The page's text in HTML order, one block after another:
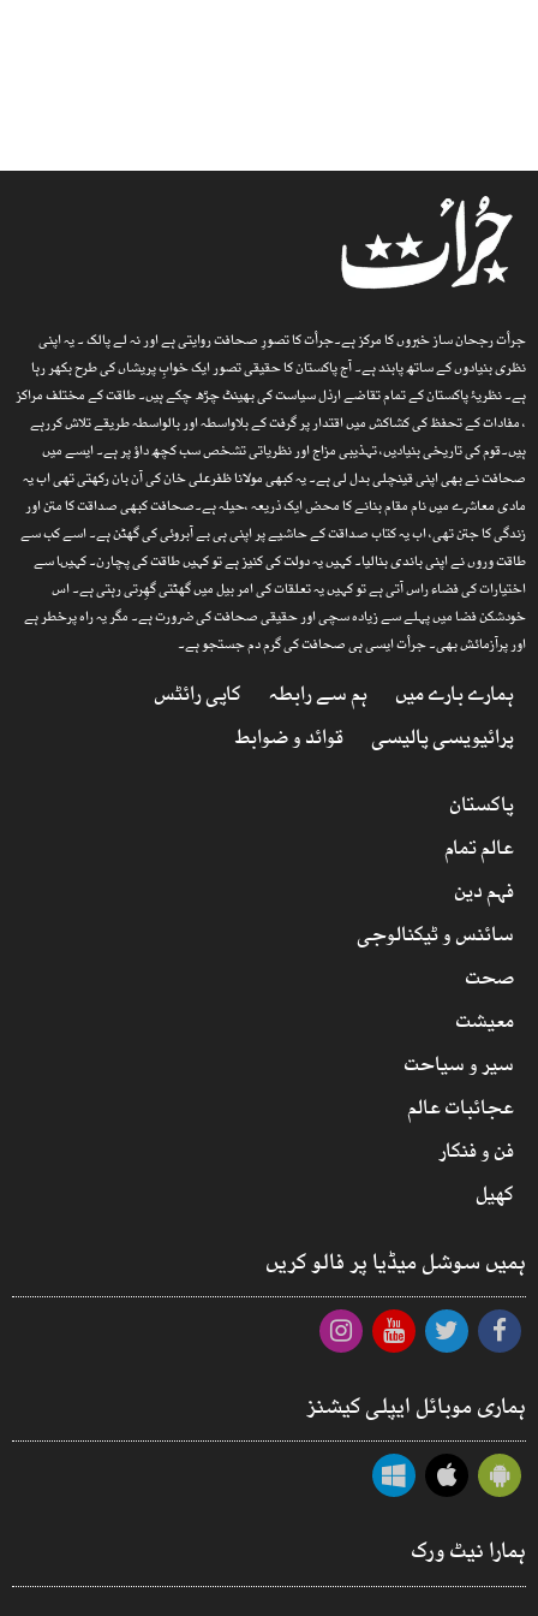
جرأت رجحان ساز خبروں کا مرکز ہے۔جرأت کا تصورِ صحافت روایتی ہے اور نہ لے پالک ۔ یہ اپنی
نظری بنیادوں کے ساتھ پابند ہے۔ آج پاکستان کا حقیقی تصور ایک خوابِ پریشاں کی طرح بکھر رہا
ہے۔ نظریۂ پاکستان کے تمام تقاضے ارذل سیاست کی بھینٹ چڑھ چکے ہیں۔ طاقت کے مختلف مراکز
، مفادات کے تحفظ کی کشاکش میں اقتدار پر گرفت کے بلاواسطہ اور بالواسطہ طریقے تلاش کررہے
ہیں۔قوم کی تاریخی بنیادیں، تہذیبی مزاج اور نظریاتی تشخص سب کچھ داؤ پر ہے۔ ایسے میں
صحافت نے بھی اپنی قینچلی بدل لی ہے۔ یہ کبھی مولانا ظفرعلی خان کی آن بان رکھتی تھی اب یہ
مادی معاشرے میں نام مقام بنانے کا محض ایک ذریعہ ،حیلہ ہے۔صحافت کبھی صداقت کا متن اور
زندگی کا جتن تھی، اب یہ کتاب صداقت کے حاشیے پر اپنی ہی بے آبروئی کی گھٹن ہے۔ اسے کب سے
طاقت وروں نے اپنی باندی بنالیا۔ کہیں یہ دولت کی کنیز ہے تو کہیں طاقت کی پچارن۔ کہیںا سے
اختیارات کی فضاء راس آتی ہے تو کہیں یہ تعلقات کی امر بیل میں گھٹتی گھِرتی رہتی ہے۔ اس
خودشکن فضا میں پہلے سے زیادہ سچی اور حقیقی صحافت کی ضرورت ہے۔ مگر یہ راہ پرخطر ہے
اور پرآزمائش بھی۔ جرأت ایسی ہی صحافت کی گرم دم جستجو ہے۔
ہمارے بارے میں ہم سے رابطہ
کاپی رائٹس
پرائیویسی پالیسی
قوائد و ضوابط
پاکستان
عالم تمام
فہم دین
سائنس و ٹیکنالوجی
صحت
معیشت
سیر و سیاحت
عجائبات عالم
فن و فنکار
کھیل
ہمیں سوشل میڈیا پر فالو کریں
ہماری موبائل ایپلی کیشنز
ہمارا نیٹ ورک